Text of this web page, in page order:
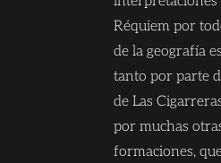
Réquiem por
de la geografía
tanto por parte
de Las
por muchas
formaciones,